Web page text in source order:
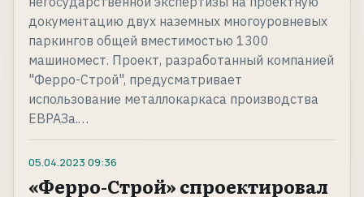
документацию двух наземных многоуровневых
паркингов общей вместимостью 1300
машиномест. Проект, разработанный компанией
"Ферро-Строй", предусматривает
использование металлокаркаса производства
ЕВРАЗа.…
05.04.2023 09:36
«Ферро-Строй» спроектировал